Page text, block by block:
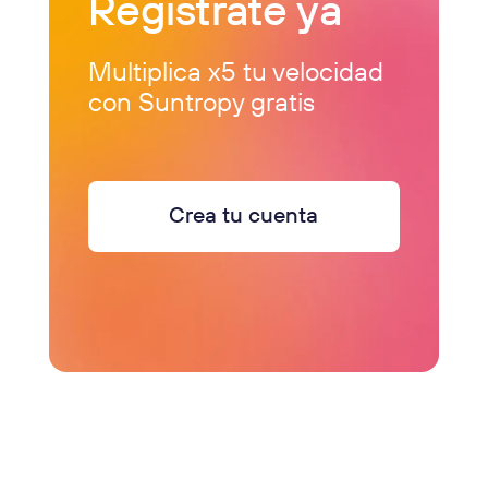
Regístrate ya
Multiplica x5 tu velocidad
con Suntropy gratis
Crea tu cuenta